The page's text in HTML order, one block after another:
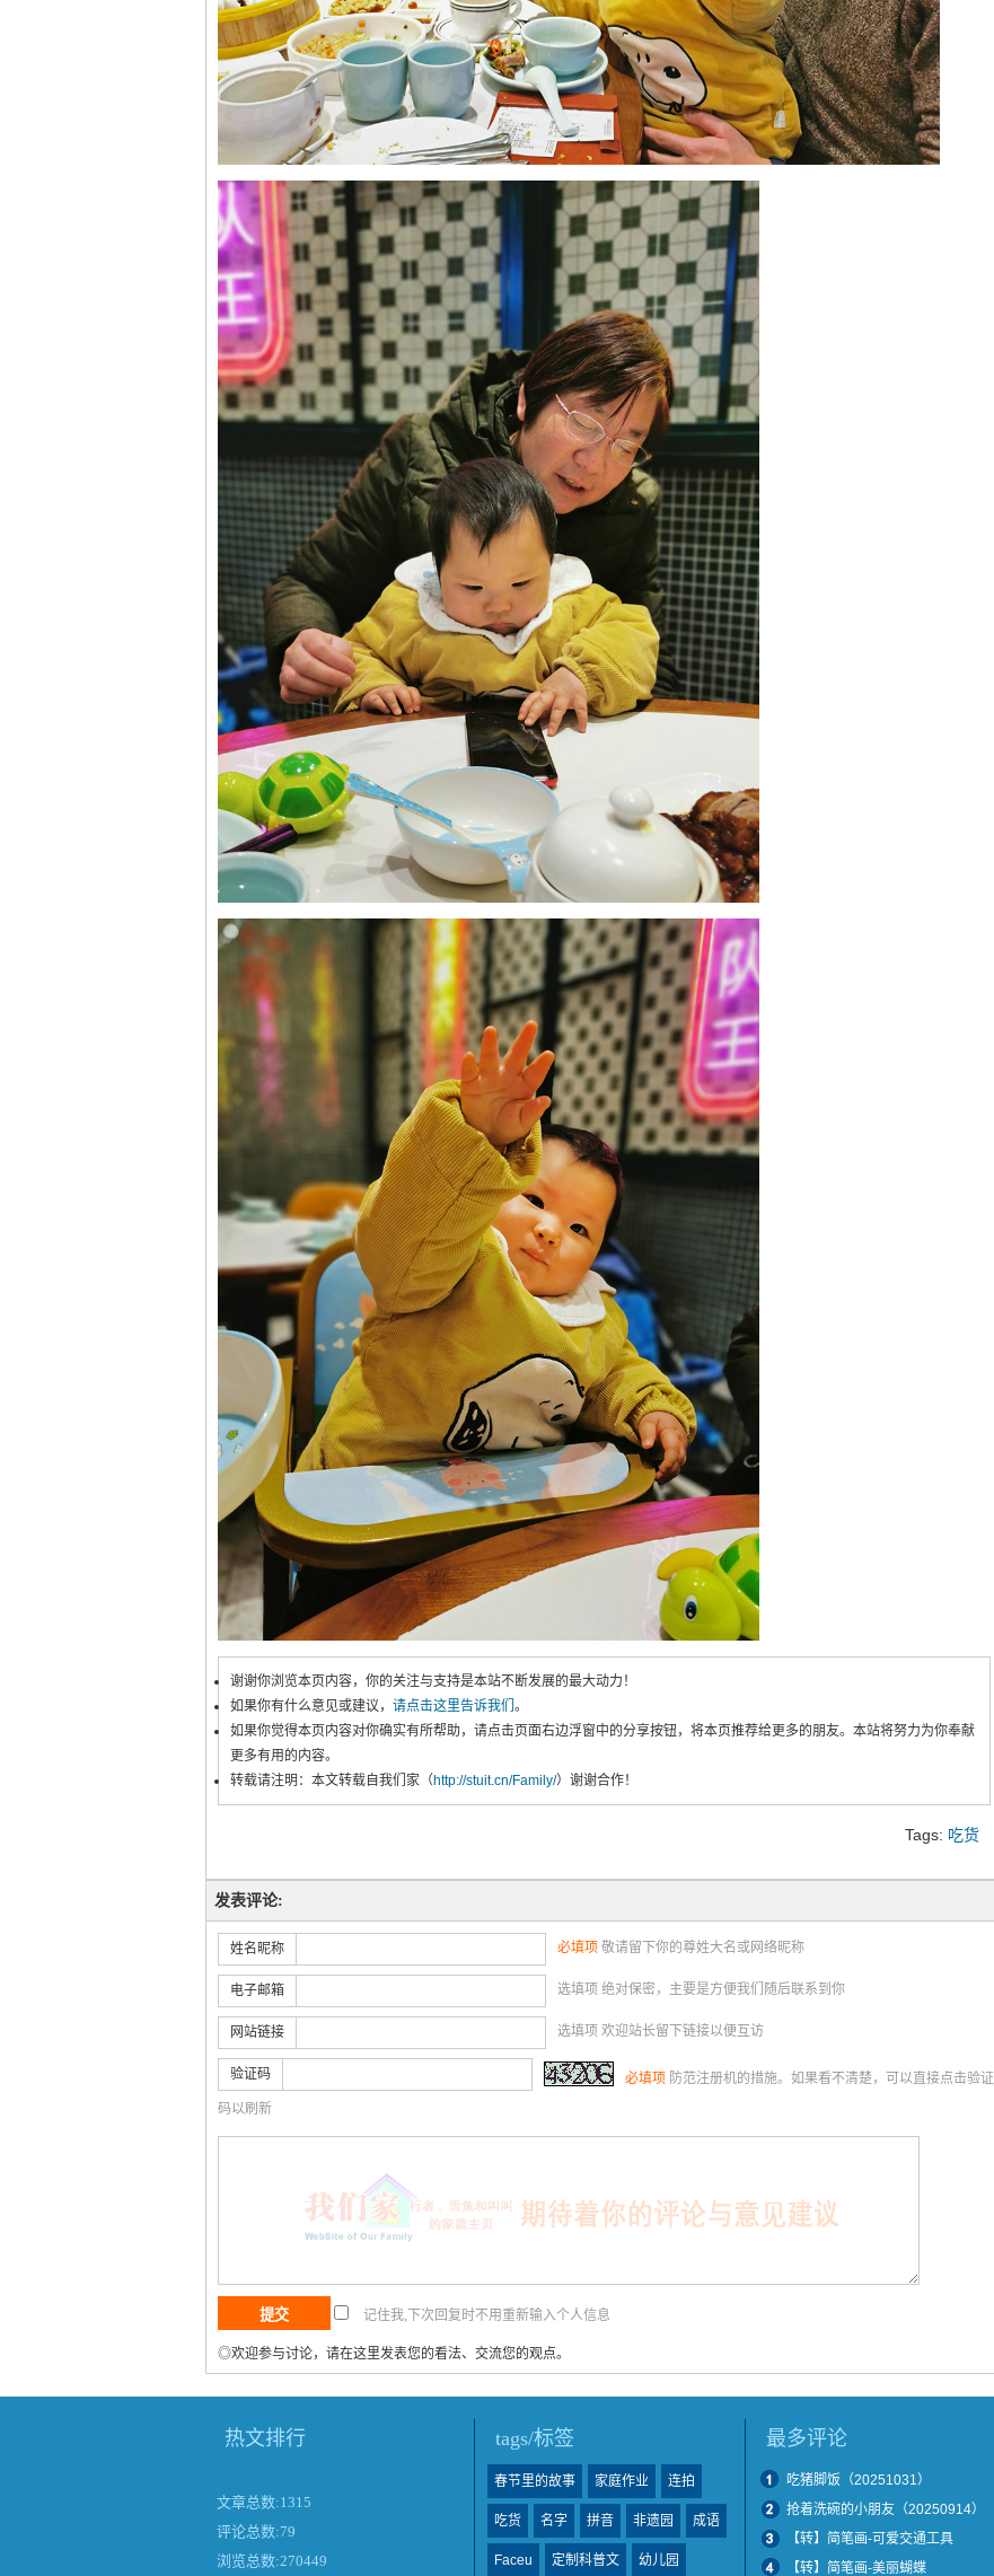
谢谢你浏览本页内容，你的关注与支持是本站不断发展的最大动力！
如果你有什么意见或建议， 请点击这里告诉我们 。
如果你觉得本页内容对你确实有所帮助，请点击页面右边浮窗中的分享按钮，将本页推荐给更多的朋友。本站将努力为你奉献
更多有用的内容。
转载请注明：本文转载自我们家（http://stuit.cn/Family/）谢谢合作！
Tags: 吃货
发表评论:
姓名昵称 必填项 敬请留下你的尊姓大名或网络昵称
电子邮箱 选填项 绝对保密，主要是方便我们随后联系到你
网站链接 选填项 欢迎站长留下链接以便互访
验证码 必填项 防范注册机的措施。如果看不清楚，可以直接点击验证
码以刷新
记住我,下次回复时不用重新输入个人信息
◎欢迎参与讨论，请在这里发表您的看法、交流您的观点。
热文排行
文章总数:1315
评论总数:79
浏览总数:270449
tags/标签
春节里的故事 家庭作业 连拍
吃货 名字 拼音 非遗园 成语
Faceu 定制科普文 幼儿园
最多评论
吃猪脚饭（20251031）
抢着洗碗的小朋友（20250914）
【转】简笔画-可爱交通工具
【转】简笔画-美丽蝴蝶